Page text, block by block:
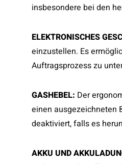
insbesondere bei den
ELEKTRONISCHES
einzustellen. Es
Auftragsprozess zu
GASHEBEL: Der
einen ausgezeichneten
deaktiviert, falls es
AKKU UND